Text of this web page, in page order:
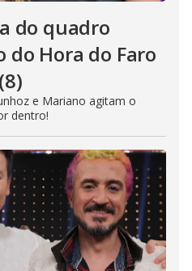
do quadro
do Hora do Faro
e Mariano agitam o
dentro!